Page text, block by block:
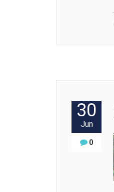
30
Jun
0